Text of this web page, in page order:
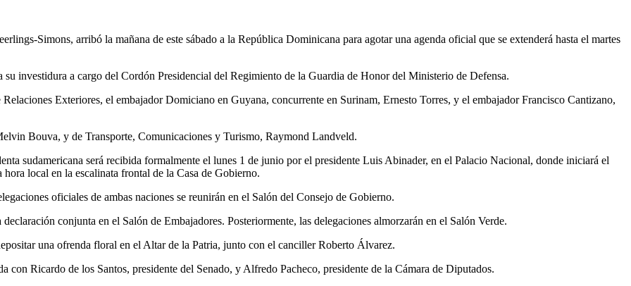
Simons, arribó la mañana de este sábado a la República Dominicana para agotar una agenda oficial que se extenderá hasta el martes
investidura a cargo del Cordón Presidencial del Regimiento de la Guardia de Honor del Ministerio de Defensa.
Exteriores, el embajador Domiciano en Guyana, concurrente en Surinam, Ernesto Torres, y el embajador Francisco Cantizano,
Bouva, y de Transporte, Comunicaciones y Turismo, Raymond Landveld.
sudamericana será recibida formalmente el lunes 1 de junio por el presidente Luis Abinader, en el Palacio Nacional, donde iniciará el
local en la escalinata frontal de la Casa de Gobierno.
oficiales de ambas naciones se reunirán en el Salón del Consejo de Gobierno.
conjunta en el Salón de Embajadores. Posteriormente, las delegaciones almorzarán en el Salón Verde.
una ofrenda floral en el Altar de la Patria, junto con el canciller Roberto Álvarez.
con Ricardo de los Santos, presidente del Senado, y Alfredo Pacheco, presidente de la Cámara de Diputados.